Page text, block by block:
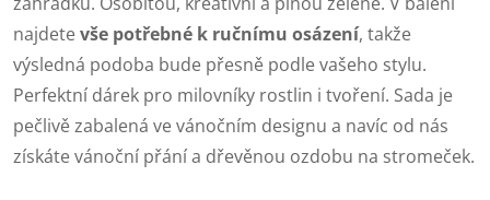
najdetevše potřebné k ručnímu osázení, takže
výsledná podoba bude přesně podle vašeho stylu.
Perfektní dárek pro milovníky rostlin i tvoření. Sada je
pečlivě zabalená ve vánočním designu a navíc od nás
získáte vánoční přání a dřevěnou ozdobu na stromeček.